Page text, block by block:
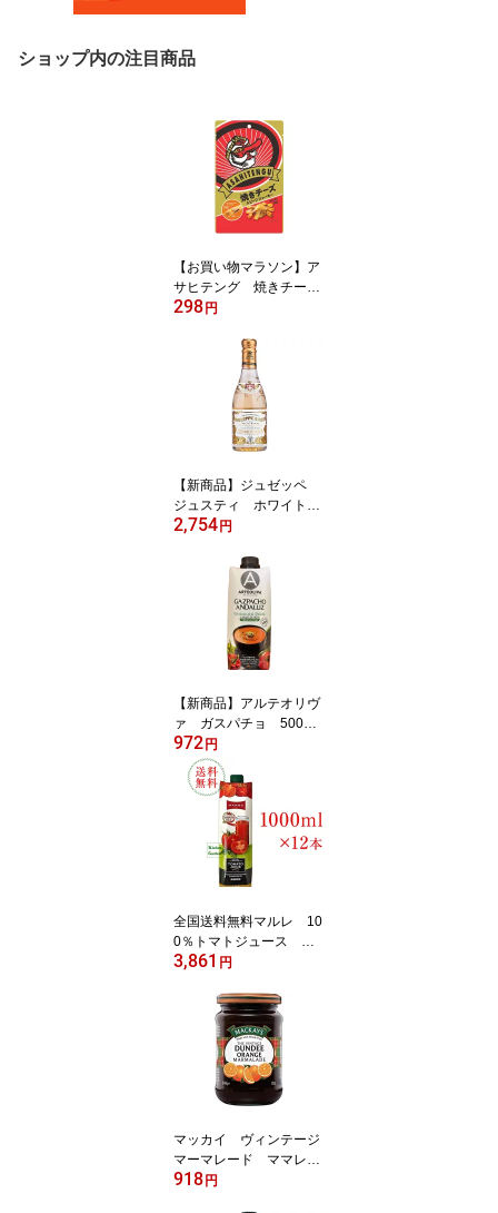
ショップ内の注目商品
【お買い物マラソン】ア
サヒテング 焼きチーズ
＆ビーフジャーキー Te
298 円
【新商品】ジュゼッペ
ジュスティ ホワイトバ
ルサミコ酢 250ml【輸
2,754 円
【新商品】アルテオリヴ
ァ ガスパチョ 500ml
【輸入食品】
972 円
全国送料無料マルレ 10
0％トマトジュース 食
塩無添加 1000ml 1ケ
食品】【初夏食材】
3,861 円
マッカイ ヴィンテージ
マーマレード ママレー
ド【輸入食品】【夏の食
918 円